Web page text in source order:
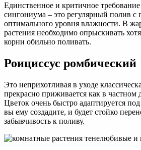
Единственное и критичное
сингониума – это регулярный полив с
оптимального уровня влажности. В
растения необходимо опрыскивать
корни обильно поливать.
Роициссус ромбический
Это неприхотливая в уходе
прекрасно приживается как в частном
Цветок очень быстро адаптируется
вы ему создадите, и будет стойко
забывчивость к поливу.